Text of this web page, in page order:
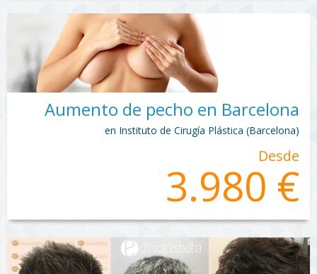
Aumento de pecho en Barcelona
en Instituto de Cirugía Plástica (Barcelona)
Desde
3.980 €